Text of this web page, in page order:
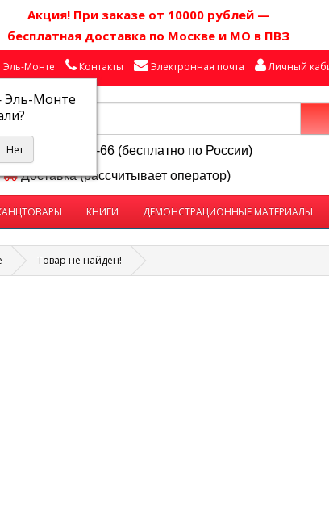
Акция! При заказе от 10000 рублей —
бесплатная доставка по Москве и МО в ПВЗ
Монте
Эль-Монте
Контакты Электронная почта Личный
8-800-250-58-66 (бесплатно по России)
Доставка (рассчитывает оператор)
КНИГИ ДЕМОНСТРАЦИОННЫЕ МАТЕРИАЛЫ
Товар не найден!